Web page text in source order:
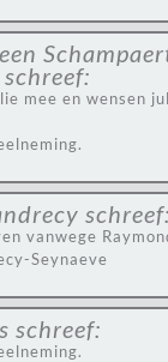
schreef:
mee en wensen
schreef:
vanwege
Seynaeve
schreef: